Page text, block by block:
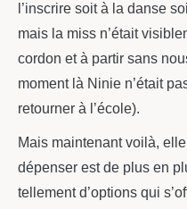
l’inscrire soit à la danse
mais la miss n’était
cordon et à partir sans
moment là Ninie n’était
retourner à l’école).
Mais maintenant voilà,
dépenser est de plus en
tellement d’options qui